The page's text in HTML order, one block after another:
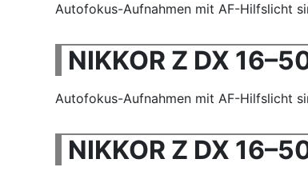
Autofokus-Aufnahmen mit AF-Hilfslicht
NIKKOR Z DX
Autofokus-Aufnahmen mit AF-Hilfslicht
NIKKOR Z DX